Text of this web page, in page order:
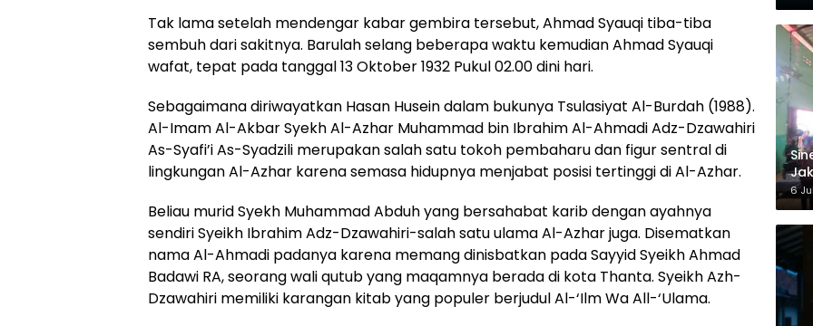
Tak lama setelah mendengar kabar gembira tersebut, Ahmad Syauqi tiba-tiba
sembuh dari sakitnya. Barulah selang beberapa waktu kemudian Ahmad Syauqi
wafat, tepat pada tanggal 13 Oktober 1932 Pukul 02.00 dini hari.
Sebagaimana diriwayatkan Hasan Husein dalam bukunya Tsulasiyat Al-Burdah (1988).
Al-Imam Al-Akbar Syekh Al-Azhar Muhammad bin Ibrahim Al-Ahmadi Adz-Dzawahiri
As-Syafi’i As-Syadzili merupakan salah satu tokoh pembaharu dan figur sentral di
lingkungan Al-Azhar karena semasa hidupnya menjabat posisi tertinggi di Al-Azhar.
Beliau murid Syekh Muhammad Abduh yang bersahabat karib dengan ayahnya
sendiri Syeikh Ibrahim Adz-Dzawahiri-salah satu ulama Al-Azhar juga. Disematkan
nama Al-Ahmadi padanya karena memang dinisbatkan pada Sayyid Syeikh Ahmad
Badawi RA, seorang wali qutub yang maqamnya berada di kota Thanta. Syeikh Azh-
Dzawahiri memiliki karangan kitab yang populer berjudul Al-‘Ilm Wa All-‘Ulama.
6